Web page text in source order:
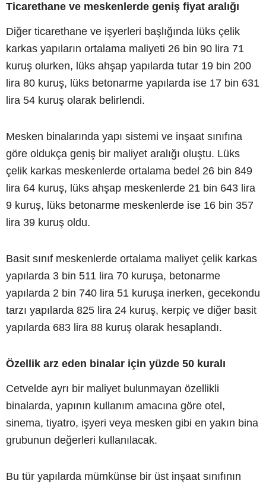
Ticarethane ve meskenlerde geniş fiyat aralığı
Diğer ticarethane ve işyerleri başlığında lüks çelik
karkas yapıların ortalama maliyeti 26 bin 90 lira 71
kuruş olurken, lüks ahşap yapılarda tutar 19 bin 200
lira 80 kuruş, lüks betonarme yapılarda ise 17 bin 631
lira 54 kuruş olarak belirlendi.
Mesken binalarında yapı sistemi ve inşaat sınıfına
göre oldukça geniş bir maliyet aralığı oluştu. Lüks
çelik karkas meskenlerde ortalama bedel 26 bin 849
lira 64 kuruş, lüks ahşap meskenlerde 21 bin 643 lira
9 kuruş, lüks betonarme meskenlerde ise 16 bin 357
lira 39 kuruş oldu.
Basit sınıf meskenlerde ortalama maliyet çelik karkas
yapılarda 3 bin 511 lira 70 kuruşa, betonarme
yapılarda 2 bin 740 lira 51 kuruşa inerken, gecekondu
tarzı yapılarda 825 lira 24 kuruş, kerpiç ve diğer basit
yapılarda 683 lira 88 kuruş olarak hesaplandı.
Özellik arz eden binalar için yüzde 50 kuralı
Cetvelde ayrı bir maliyet bulunmayan özellikli
binalarda, yapının kullanım amacına göre otel,
sinema, tiyatro, işyeri veya mesken gibi en yakın bina
grubunun değerleri kullanılacak.
Bu tür yapılarda mümkünse bir üst inşaat sınıfının